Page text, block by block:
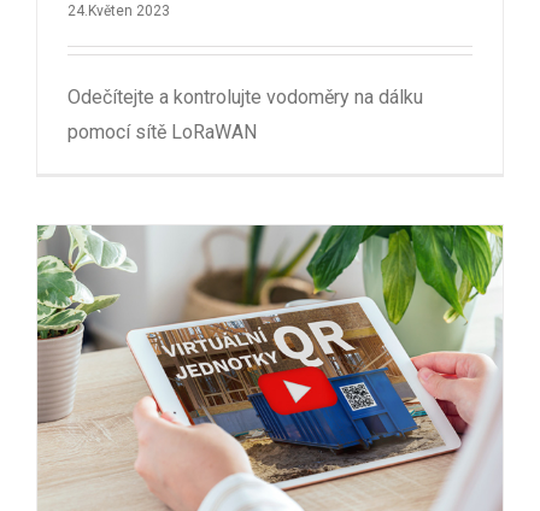
24.Květen 2023
Odečítejte a kontrolujte vodoměry na dálku
pomocí sítě LoRaWAN